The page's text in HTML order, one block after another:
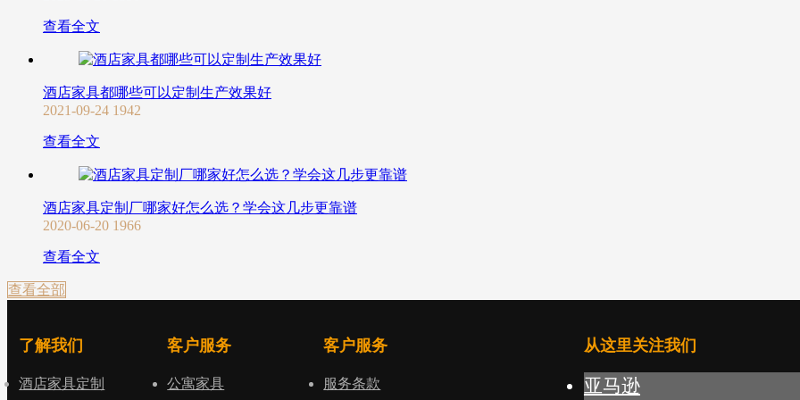
查看全文
酒店家具都哪些可以定制生产效果好
2021-09-24 1942
查看全文
酒店家具定制厂哪家好怎么选？学会这几步更靠谱
2020-06-20 1966
查看全文
查看全部
了解我们
酒店家具定制
客户服务
公寓家具
客户服务
服务条款
从这里关注我们
亚马逊